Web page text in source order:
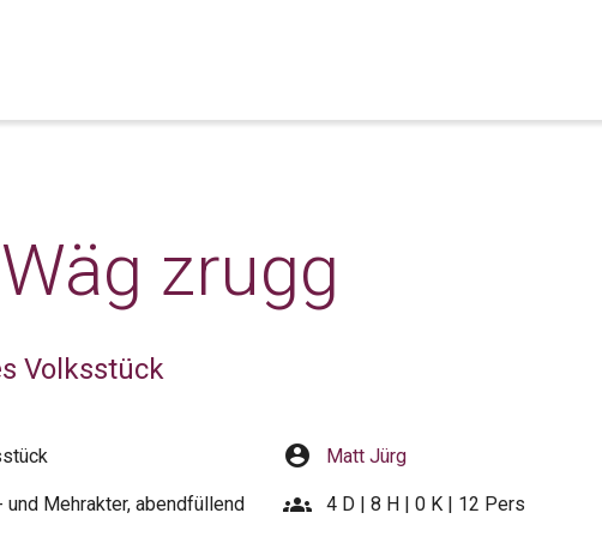
zrugg
Volksstück
und Mehrakter, abendfüllend
account_circle Matt Jürg
groups 4 D | 8 H | 0 K | 12 Pers